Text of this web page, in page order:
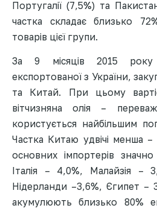
Португалії (7,5%) та
частка складає близько
товарів цієї групи.
За 9 місяців 2015
експортованої з України,
та Китай. При цьому
вітчизняна олія –
користується найбільшим
Частка Китаю удвічі менша
основних імпортерів
Італія – 4,0%, Малайзія –
Нідерланди –3,6%, Єгипет –
акумулюють близько 80%